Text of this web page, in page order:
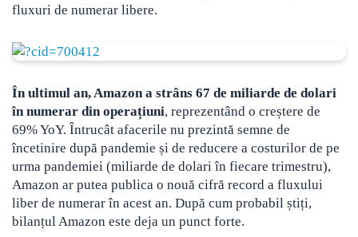
fluxuri de numerar libere.
În ultimul an, Amazon a strâns 67 de miliarde de dolari
în numerar din operațiuni, reprezentând o creștere de
69% YoY. Întrucât afacerile nu prezintă semne de
încetinire după pandemie și de reducere a costurilor de pe
urma pandemiei (miliarde de dolari în fiecare trimestru),
Amazon ar putea publica o nouă cifră record a fluxului
liber de numerar în acest an. După cum probabil știți,
bilanțul Amazon este deja un punct forte.